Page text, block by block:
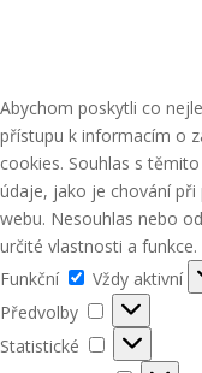
Abychom poskytli co
přístupu k informacím o
cookies. Souhlas s
údaje, jako je chování
webu. Nesouhlas nebo
určité vlastnosti a funkce.
Funkční
Funkční
Vždy aktivní
Předvolby
Předvolby
Statistické
Statistické